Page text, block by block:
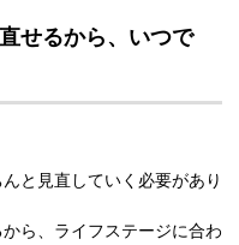
せるから、いつで
と見直していく必要があり
ら、ライフステージに合わ